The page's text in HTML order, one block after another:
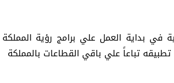
تباعاً علي باقي القطاعات بالمملكة